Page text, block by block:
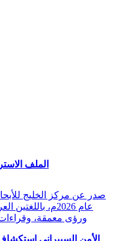
الملف
صدر عن مركز الخليج
عام 2026م،
ورؤى معمقة، وقراءات
الأمن السيبراني استكشاف